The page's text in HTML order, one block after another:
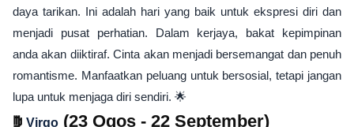
daya tarikan. Ini adalah hari yang baik untuk ekspresi diri dan
menjadi pusat perhatian. Dalam kerjaya, bakat kepimpinan
anda akan diiktiraf. Cinta akan menjadi bersemangat dan penuh
romantisme. Manfaatkan peluang untuk bersosial, tetapi jangan
lupa untuk menjaga diri sendiri. 🌟
♍ Virgo (23 Ogos - 22 September)